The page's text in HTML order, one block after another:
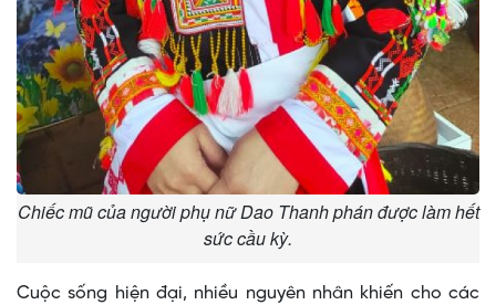
Chiếc mũ của người phụ nữ Dao Thanh phán được làm hết
sức cầu kỳ.
Cuộc sống hiện đại, nhiều nguyên nhân khiến cho các